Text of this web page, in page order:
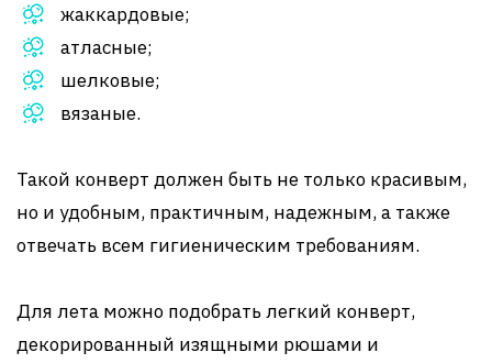
жаккардовые;
атласные;
шелковые;
вязаные.
Такой конверт должен быть не только красивым,
но и удобным, практичным, надежным, а также
отвечать всем гигиеническим требованиям.
Для лета можно подобрать легкий конверт,
декорированный изящными рюшами и